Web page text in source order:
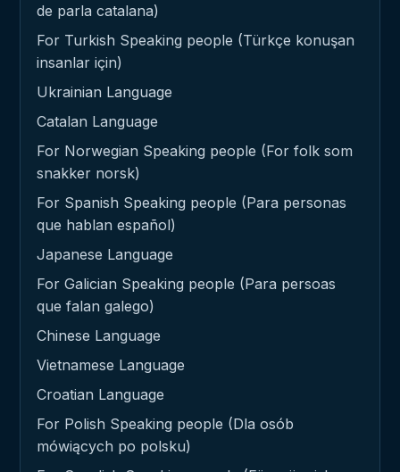
de parla catalana)
For Turkish Speaking people (Türkçe konuşan
insanlar için)
Ukrainian Language
Catalan Language
For Norwegian Speaking people (For folk som
snakker norsk)
For Spanish Speaking people (Para personas
que hablan español)
Japanese Language
For Galician Speaking people (Para persoas
que falan galego)
Chinese Language
Vietnamese Language
Croatian Language
For Polish Speaking people (Dla osób
mówiących po polsku)